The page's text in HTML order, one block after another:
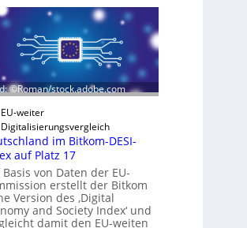
t
g
r
e
r
h
w
a
r
z
D
i
t
s
e
r
ö
f
f
©Roman/stock.adobe.com
EU-weiter
Digitalisierungsvergleich
im Bitkom-DESI-
auf Platz 17
von Daten der EU-
erstellt der Bitkom
Version des ‚Digital
and Society Index‘ und
damit den EU-weiten